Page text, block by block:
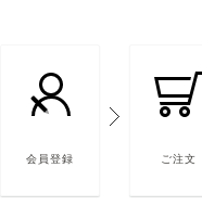
会員登録 ご注文